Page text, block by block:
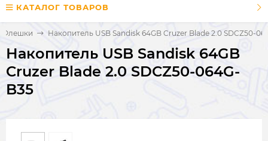
КАТАЛОГ ТОВАРОВ
Флешки Накопитель USB Sandisk 64GB Cruzer Blade 2.0 SDCZ50-
Накопитель USB Sandisk 64GB
Cruzer Blade 2.0 SDCZ50-064G-
B35